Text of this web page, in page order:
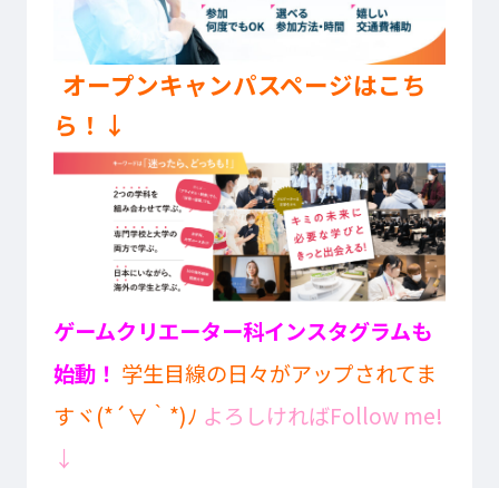
オープンキャンパスページはこち
ら！↓
ゲームクリエーター科インスタグラムも
始動！ 学生目線の日々がアップされてま
すヾ(*´∀｀*)ﾉ よろしければFollow me!
↓